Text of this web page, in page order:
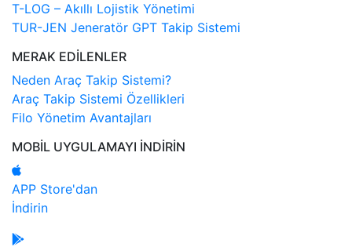
T-LOG – Akıllı Lojistik Yönetimi
TUR-JEN Jeneratör GPT Takip Sistemi
MERAK EDİLENLER
Neden Araç Takip Sistemi?
Araç Takip Sistemi Özellikleri
Filo Yönetim Avantajları
MOBİL UYGULAMAYI İNDİRİN
APP Store'dan
İndirin